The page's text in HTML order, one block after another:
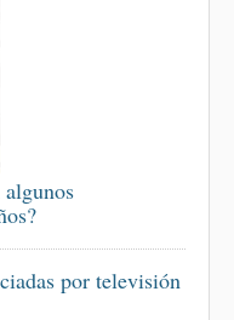
por televisión